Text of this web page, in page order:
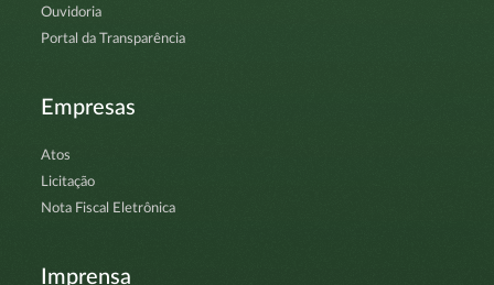
Ouvidoria
Portal da Transparência
Empresas
Atos
Licitação
Nota Fiscal Eletrônica
Imprensa